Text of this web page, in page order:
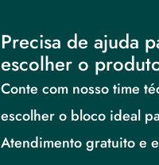
Precisa de ajuda
escolher o
Conte com nosso time
escolher o bloco ideal
Atendimento gratuito e